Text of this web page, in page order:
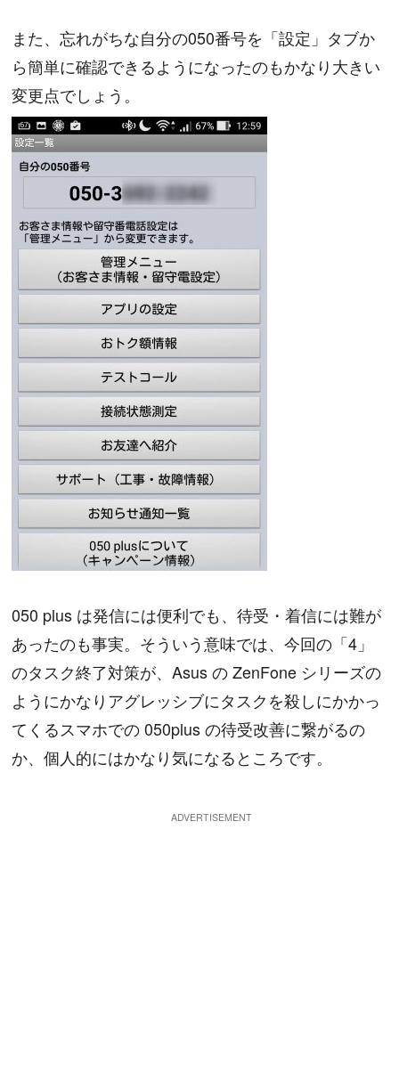
また、忘れがちな自分の050番号を「設定」タブか
ら簡単に確認できるようになったのもかなり大きい
変更点でしょう。
050 plus は発信には便利でも、待受・着信には難が
あったのも事実。そういう意味では、今回の「4」
のタスク終了対策が、Asus の ZenFone シリーズの
ようにかなりアグレッシブにタスクを殺しにかかっ
てくるスマホでの 050plus の待受改善に繋がるの
か、個人的にはかなり気になるところです。